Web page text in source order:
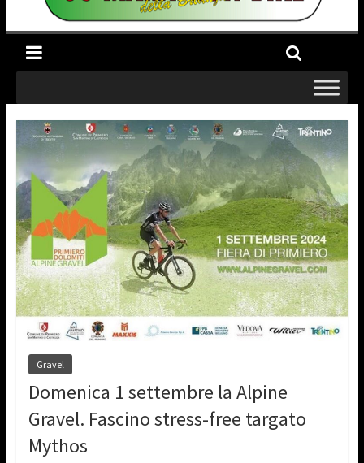
Gravel
Domenica 1 settembre la Alpine
Gravel. Fascino stress-free targato
Mythos